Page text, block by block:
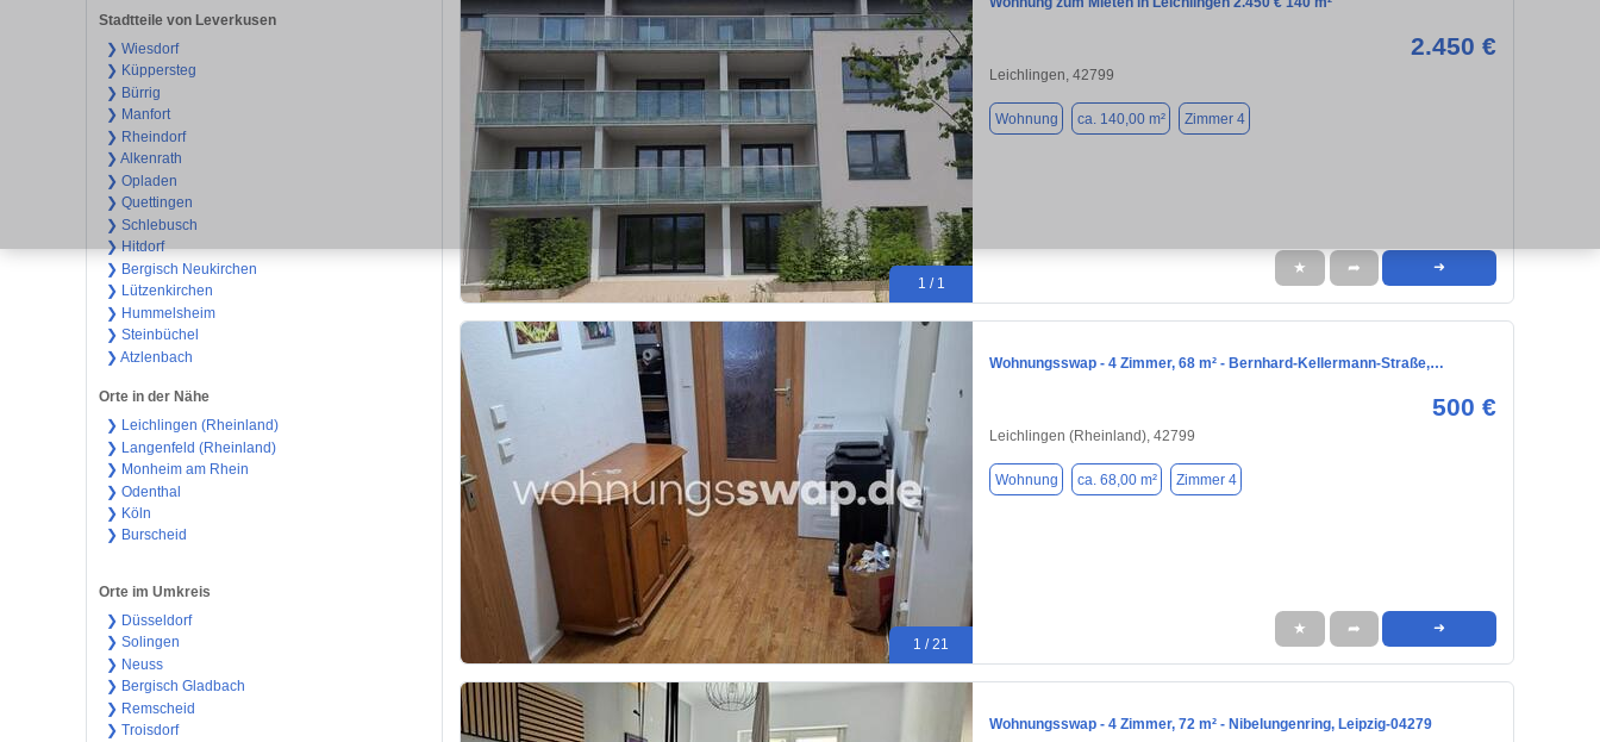
Stadtteile von Leverkusen
❯ Wiesdorf
❯ Küppersteg
❯ Bürrig
❯ Manfort
❯ Rheindorf
❯ Alkenrath
❯ Opladen
❯ Quettingen
❯ Schlebusch
❯ Hitdorf
❯ Bergisch Neukirchen
❯ Lützenkirchen
❯ Hummelsheim
❯ Steinbüchel
❯ Atzlenbach
Orte in der Nähe
❯ Leichlingen (Rheinland)
❯ Langenfeld (Rheinland)
❯ Monheim am Rhein
❯ Odenthal
❯ Köln
❯ Burscheid
Orte im Umkreis
❯ Düsseldorf
❯ Solingen
❯ Neuss
❯ Bergisch Gladbach
❯ Remscheid
❯ Troisdorf
1 / 1
2.450 €
Leichlingen, 42799
Wohnung ca. 140,00 m² Zimmer 4
★ ➦ ➜
1 / 21
Wohnungsswap - 4 Zimmer, 68 m² - Bernhard-Kellermann-Straße,…
500 €
Leichlingen (Rheinland), 42799
Wohnung ca. 68,00 m² Zimmer 4
★ ➦ ➜
Wohnungsswap - 4 Zimmer, 72 m² - Nibelungenring, Leipzig-04279